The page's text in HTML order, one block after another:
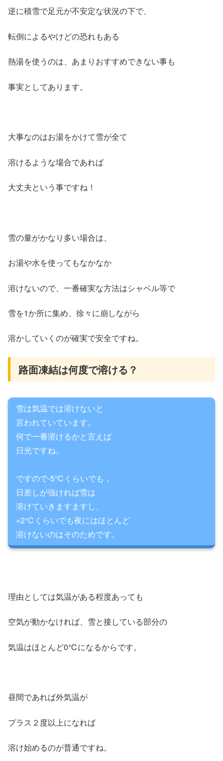
逆に積雪で足元が不安定な状況の下で、
転倒によるやけどの恐れもある
熱湯を使うのは、あまりおすすめできない事も
事実としてあります。
大事なのはお湯をかけて雪が全て
溶けるような場合であれば
大丈夫という事ですね！
雪の量がかなり多い場合は、
お湯や水を使ってもなかなか
溶けないので、一番確実な方法はシャベル等で
雪を1か所に集め、徐々に崩しながら
溶かしていくのが確実で安全ですね。
路面凍結は何度で溶ける？
雪は気温では溶けないと
言われていています。
何で一番溶けるかと言えば
日光ですね。
ですので-5℃くらいでも，
日差しが強ければ雪は
溶けていきますますし、
+2℃くらいでも夜にはほとんど
溶けないのはそのためです。
理由としては気温がある程度あっても
空気が動かなければ、雪と接している部分の
気温はほとんど0℃になるからです。
昼間であれば外気温が
プラス２度以上になれば
溶け始めるのが普通ですね。